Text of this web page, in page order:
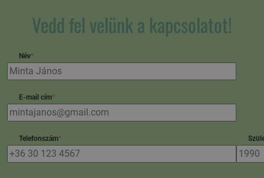
Vedd fel velünk a kapcsolatot!
Név*
E-mail cím*
Telefonszám*